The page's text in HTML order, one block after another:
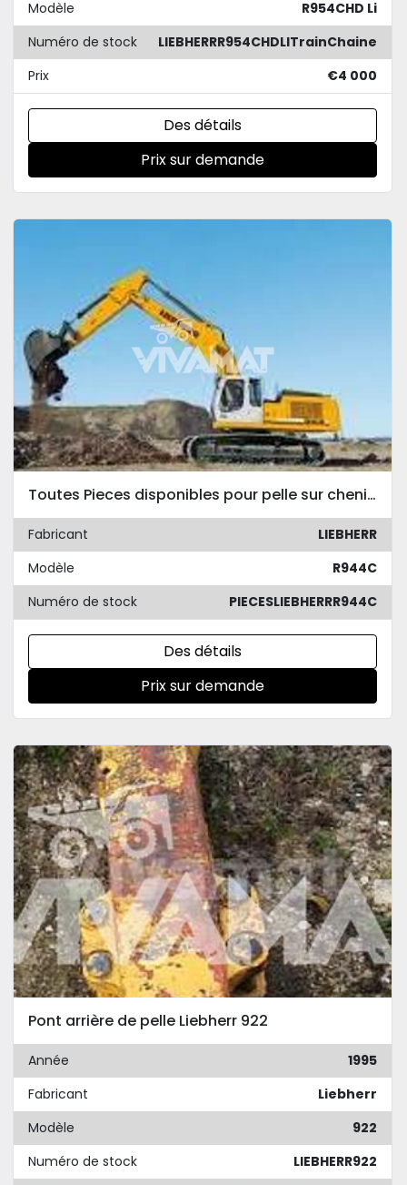
Modèle
R954CHD Li
Numéro de stock
LIEBHERRR954CHDLITrainChaine
Prix
€4 000
Des détails
Prix sur demande
Toutes Pieces disponibles pour pelle sur chenilles LIEBHERR R944C
Fabricant
LIEBHERR
Modèle
R944C
Numéro de stock
PIECESLIEBHERRR944C
Des détails
Prix sur demande
Pont arrière de pelle Liebherr 922
Année
1995
Fabricant
Liebherr
Modèle
922
Numéro de stock
LIEBHERR922